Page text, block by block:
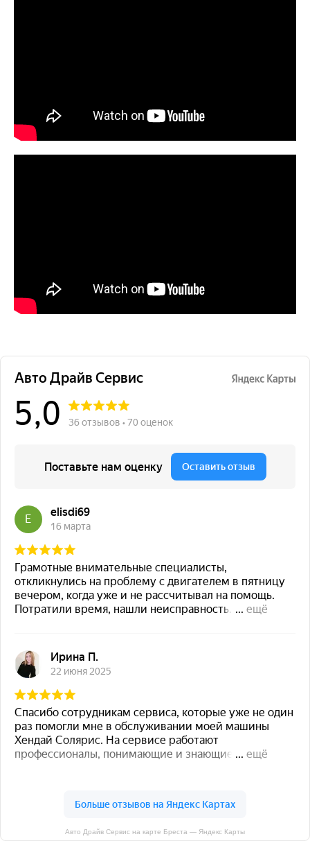
Авто Драйв Сервис на карте Бреста — Яндекс Карты